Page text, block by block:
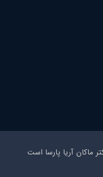
ماکان آریا پارسا است